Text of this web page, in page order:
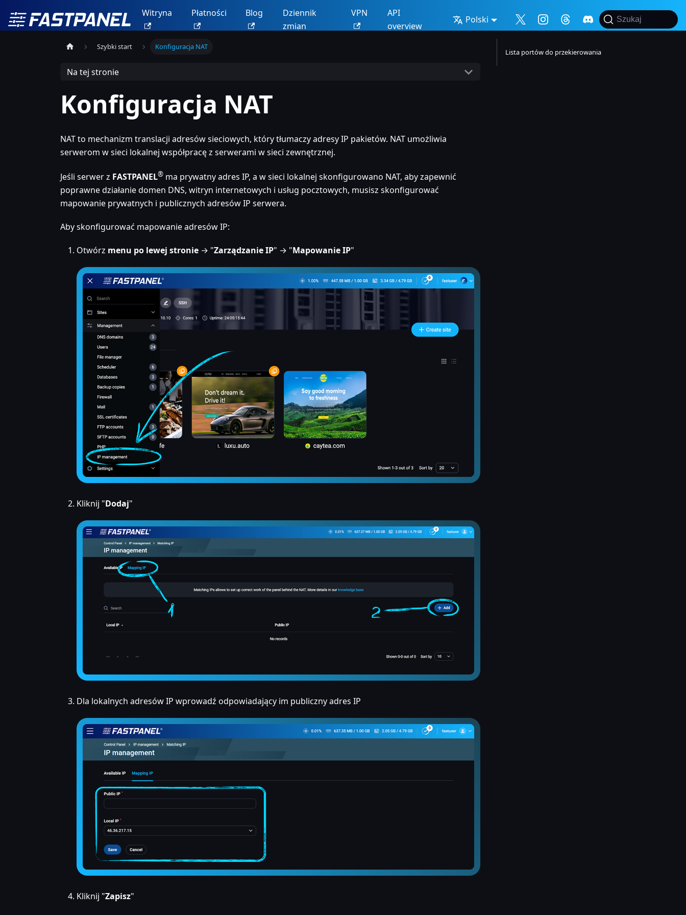
Witryna Płatności Blog
Dziennik
zmian
VPN
API
overview
Polski Szukaj
Szybki start Konfiguracja NAT
Na tej stronie
Konfiguracja NAT
NAT to mechanizm translacji adresów sieciowych, który tłumaczy adresy IP pakietów. NAT umożliwia
serwerom w sieci lokalnej współpracę z serwerami w sieci zewnętrznej.
Jeśli serwer z FASTPANEL® ma prywatny adres IP, a w sieci lokalnej skonfigurowano NAT, aby zapewnić
poprawne działanie domen DNS, witryn internetowych i usług pocztowych, musisz skonfigurować
mapowanie prywatnych i publicznych adresów IP serwera.
Aby skonfigurować mapowanie adresów IP:
Otwórz menu po lewej stronie → "Zarządzanie IP" → "Mapowanie IP"
Kliknij "Dodaj"
Dla lokalnych adresów IP wprowadź odpowiadający im publiczny adres IP
Kliknij "Zapisz"
Lista portów do przekierowania